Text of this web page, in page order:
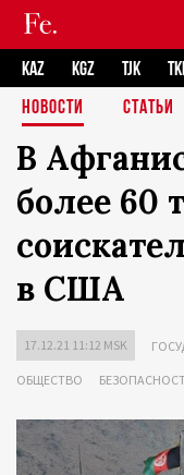
KAZ KGZ TJK
НОВОСТИ
СТАТЬИ
В
более 60
в США
17.12.21 11:12 MSK
ОБЩЕСТВО